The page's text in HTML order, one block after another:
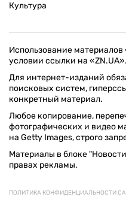
Культура
Использование материалов
условии ссылки на «ZN.UA».
Для интернет-изданий
поисковых систем,
конкретный материал.
Любое копирование,
фотографических и видео
на Getty Images, строго
Материалы в блоке
правах рекламы.
ПОЛИТИКА КОНФИДЕНЦИАЛЬНОСТИ
© 1994–2026 «ЗЕРКАЛО НЕДЕЛИ.